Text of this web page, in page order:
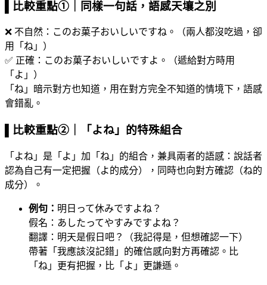
▌比較重點①｜同樣一句話，語感天壤之別
❌ 不自然：このお菓子おいしいですね。（兩人都沒吃過，卻
用「ね」）
✅ 正確：このお菓子おいしいですよ。（遞給對方時用
「よ」）
「ね」暗示對方也知道，用在對方完全不知道的情境下，語感
會錯亂。
▌比較重點②｜「よね」的特殊組合
「よね」是「よ」加「ね」的組合，兼具兩者的語感：說話者
認為自己有一定把握（よ的成分），同時也向對方確認（ね的
成分）。
例句： 明日って休みですよね？
假名：あしたってやすみですよね？
翻譯：明天是假日吧？（我記得是，但想確認一下）
帶著「我應該沒記錯」的確信感向對方再確認。比
「ね」更有把握，比「よ」更謙遜。